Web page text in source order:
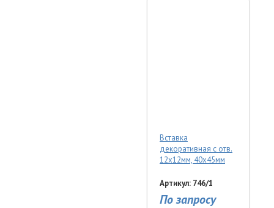
Вставка
декоративная с отв.
12х12мм, 40х45мм
Артикул: 746/1
По запросу